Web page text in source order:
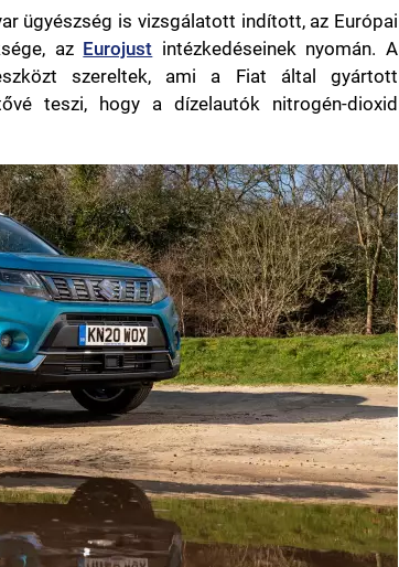
ügyészség is vizsgálatott indított, az Európai
az Eurojust intézkedéseinek nyomán. A
szereltek, ami a Fiat által gyártott
teszi, hogy a dízelautók nitrogén-dioxid